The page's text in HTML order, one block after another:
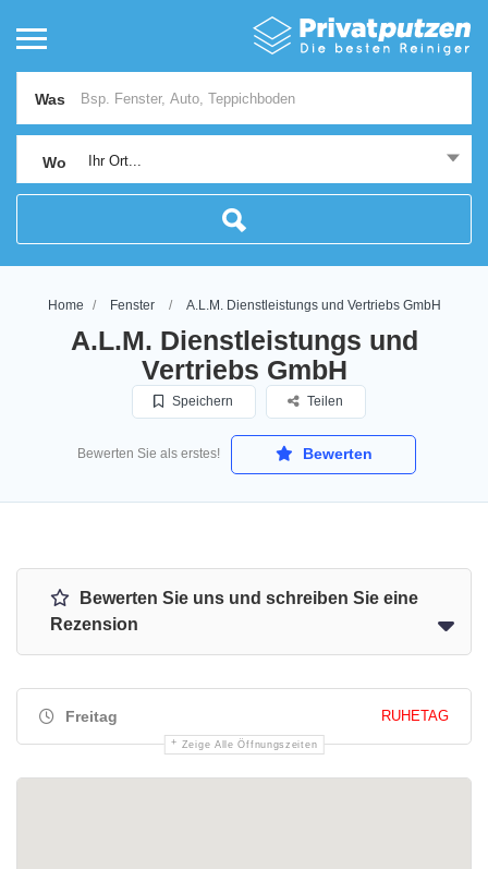
Was
Wo Ihr Ort...
Home Fenster A.L.M. Dienstleistungs und Vertriebs GmbH
A.L.M. Dienstleistungs und
Vertriebs GmbH
Speichern Teilen
Bewerten Sie als erstes! Bewerten
Bewerten Sie uns und schreiben Sie eine
Rezension
Freitag RUHETAG
Zeige Alle Öffnungszeiten